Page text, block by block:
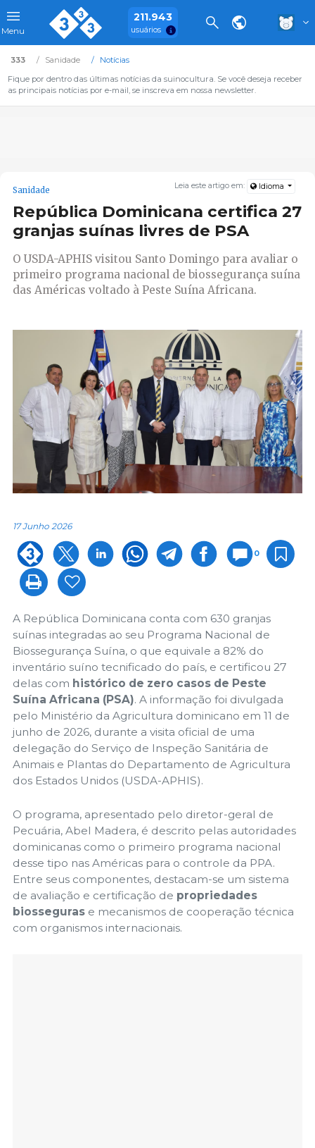
Menu
211.943
usuários
333 Sanidade
Notícias
Fique por dentro das últimas notícias da suinocultura. Se você deseja receber
as principais notícias por e-mail, se inscreva em nossa newsletter.
Leia este artigo em: Idioma
Sanidade
República Dominicana certifica 27
granjas suínas livres de PSA
O USDA-APHIS visitou Santo Domingo para avaliar o
primeiro programa nacional de biossegurança suína
das Américas voltado à Peste Suína Africana.
17 Junho 2026
0
A República Dominicana conta com 630 granjas
suínas integradas ao seu Programa Nacional de
Biossegurança Suína, o que equivale a 82% do
inventário suíno tecnificado do país, e certificou 27
delas com histórico de zero casos de Peste
Suína Africana (PSA). A informação foi divulgada
pelo Ministério da Agricultura dominicano em 11 de
junho de 2026, durante a visita oficial de uma
delegação do Serviço de Inspeção Sanitária de
Animais e Plantas do Departamento de Agricultura
dos Estados Unidos (USDA-APHIS).
O programa, apresentado pelo diretor-geral de
Pecuária, Abel Madera, é descrito pelas autoridades
dominicanas como o primeiro programa nacional
desse tipo nas Américas para o controle da PPA.
Entre seus componentes, destacam-se um sistema
de avaliação e certificação de propriedades
biosseguras e mecanismos de cooperação técnica
com organismos internacionais.